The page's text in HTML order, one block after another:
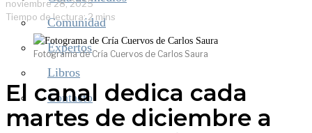
Comunidad
Expertos
Libros
Contacto
noviembre 28, 2025
Tiempo de lectura: 2 mins
Fotograma de Cría Cuervos de Carlos Saura
El canal dedica cada
martes de diciembre a